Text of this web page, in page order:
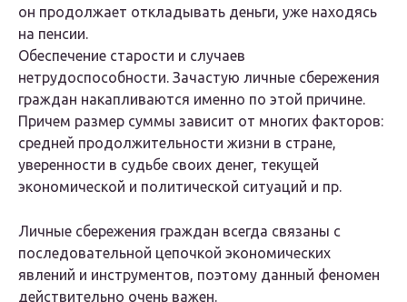
он продолжает откладывать деньги, уже находясь
на пенсии.
Обеспечение старости и случаев
нетрудоспособности. Зачастую личные сбережения
граждан накапливаются именно по этой причине.
Причем размер суммы зависит от многих факторов:
средней продолжительности жизни в стране,
уверенности в судьбе своих денег, текущей
экономической и политической ситуаций и пр.
Личные сбережения граждан всегда связаны с
последовательной цепочкой экономических
явлений и инструментов, поэтому данный феномен
действительно очень важен.